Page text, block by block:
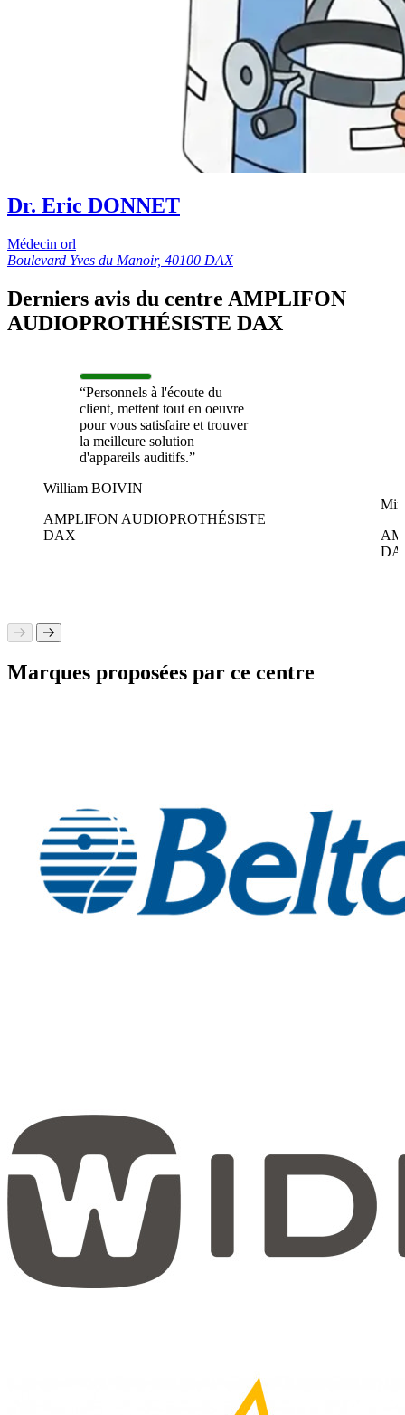
Dr. Eric DONNET
Médecin orl
Boulevard Yves du Manoir, 40100 DAX
Derniers avis du centre AMPLIFON
AUDIOPROTHÉSISTE DAX
“Personnels à l'écoute du
client, mettent tout en oeuvre
pour vous satisfaire et trouver
la meilleure solution
d'appareils auditifs.”
William BOIVIN
AMPLIFON AUDIOPROTHÉSISTE
DAX
Marques proposées par ce centre